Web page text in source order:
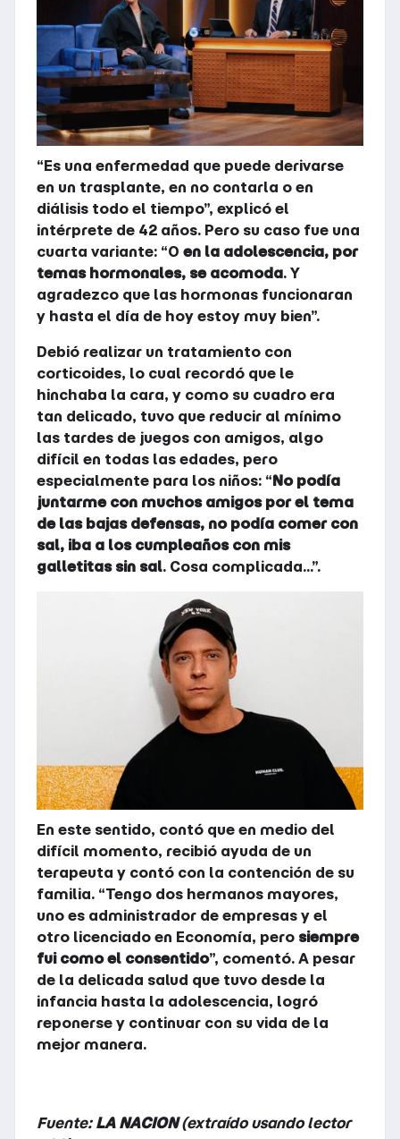
“Es una enfermedad que puede derivarse
en un trasplante, en no contarla o en
diálisis todo el tiempo”, explicó el
intérprete de 42 años. Pero su caso fue una
cuarta variante: “O en la adolescencia, por
temas hormonales, se acomoda. Y
agradezco que las hormonas funcionaran
y hasta el día de hoy estoy muy bien”.
Debió realizar un tratamiento con
corticoides, lo cual recordó que le
hinchaba la cara, y como su cuadro era
tan delicado, tuvo que reducir al mínimo
las tardes de juegos con amigos, algo
difícil en todas las edades, pero
especialmente para los niños: “No podía
juntarme con muchos amigos por el tema
de las bajas defensas, no podía comer con
sal, iba a los cumpleaños con mis
galletitas sin sal. Cosa complicada...”.
En este sentido, contó que en medio del
difícil momento, recibió ayuda de un
terapeuta y contó con la contención de su
familia. “Tengo dos hermanos mayores,
uno es administrador de empresas y el
otro licenciado en Economía, pero siempre
fui como el consentido”, comentó. A pesar
de la delicada salud que tuvo desde la
infancia hasta la adolescencia, logró
reponerse y continuar con su vida de la
mejor manera.
Fuente: LA NACION(extraído usando lector